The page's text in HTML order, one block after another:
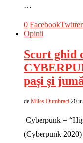
…
0 FacebookTwitter
Opinii
Scurt ghid
pași și
de Miloș Dumbraci 20
Cyberpunk =
(Cyberpunk 2020)